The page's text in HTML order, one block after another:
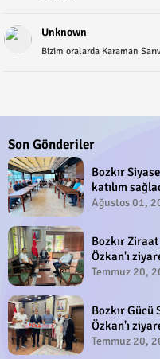
Unknown
Bizim oralarda Karaman
Son Gönderiler
Bozkır
katılım
Ağustos 01,
Bozkır Ziraat
Özkan'ı
Temmuz 20,
Bozkır Gücü
Özkan'ı
Temmuz 20,